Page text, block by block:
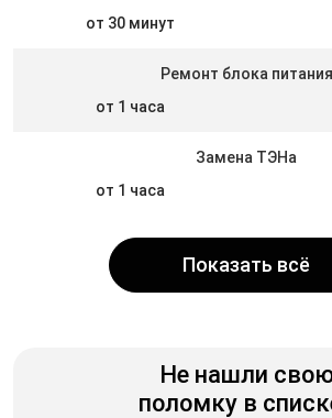
от 30 минут
Ремонт блока питания
от 1 часа
Замена ТЭНа
от 1 часа
Показать всё
Не нашли
поломку в